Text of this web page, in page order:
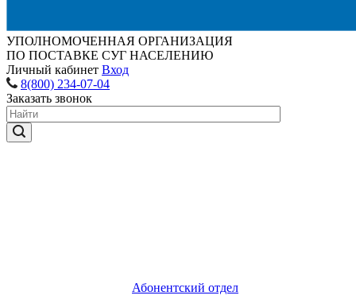
УПОЛНОМОЧЕННАЯ ОРГАНИЗАЦИЯ
ПО ПОСТАВКЕ СУГ НАСЕЛЕНИЮ
Личный кабинет Вход
8(800) 234-07-04
Заказать звонок
Абонентский отдел